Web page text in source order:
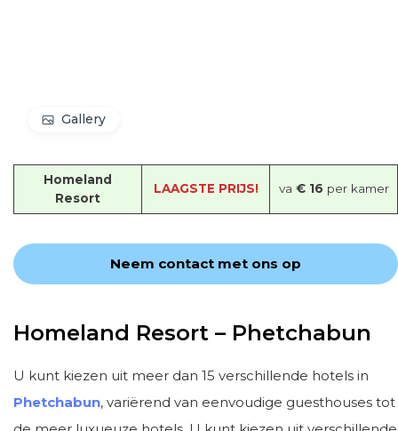
Gallery
Homeland
Resort
LAAGSTE PRIJS! va € 16 per kamer
Neem contact met ons op
Homeland Resort – Phetchabun
U kunt kiezen uit meer dan 15 verschillende hotels in
Phetchabun, variërend van eenvoudige guesthouses tot